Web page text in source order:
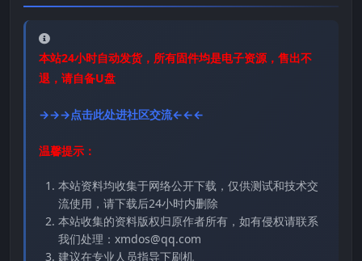
本站24小时自动发货，所有固件均是电子资源，售出不
退，请自备U盘
→→→点击此处进社区交流←←←
温馨提示：
本站资料均收集于网络公开下载，仅供测试和技术交
流使用，请下载后24小时内删除
本站收集的资料版权归原作者所有，如有侵权请联系
我们处理：xmdos@qq.com
建议在专业人员指导下刷机